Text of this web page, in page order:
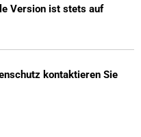
Version ist stets auf
kontaktieren Sie